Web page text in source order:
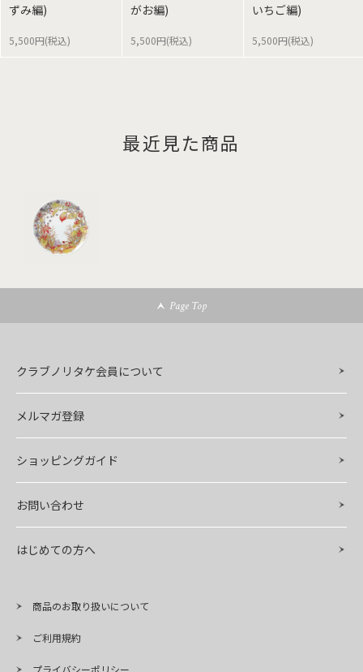
ずみ編)
5,500円(税込)
がお編)
5,500円(税込)
いちご編)
5,500円(税込)
最近見た商品
Page Top
クラブノリタケ会員について
メルマガ登録
ショッピングガイド
お問い合わせ
はじめての方へ
商品のお取り扱いについて
ご利用規約